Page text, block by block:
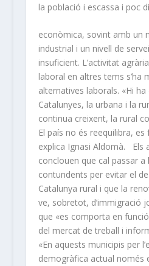
la població i escassa i poc
econòmica, sovint amb un
industrial i un nivell de
insuficient. L’activitat
laboral en altres tems s’ha
alternatives laborals. «Hi
Catalunyes, la urbana i la
continua creixent, la rural
El país no és reequilibra,
explica Ignasi Aldomà. Els
conclouen que cal passar a
contundents per evitar el
Catalunya rural i que la
ve, sobretot, d’immigració
que «es comporta en
del mercat de treball i
«En aquests municipis per
demogràfica actual només